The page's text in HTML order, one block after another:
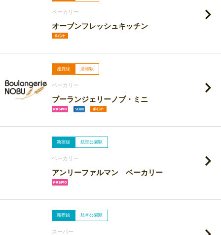
ベーカリー
オーブンフレッシュキッチン
池袋線 清瀬駅
ベーカリー
ブーランジェリーノブ・ミニ
新宿線 航空公園駅
ベーカリー
アンリーファルマン ベーカリー
新宿線 航空公園駅
スーパー